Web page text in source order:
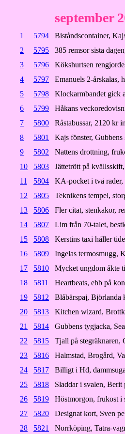
september
1 5794
Biståndscontainer,
2
5795
385 remsor sista
3
5796
Kökshurtsen
4
5797
Emanuels 2-årskalas,
5
5798
Klockarmbandet gick
6
5799
Håkans
7
5800
Råstabussar, 2120 kr
8
5801
Kajs fönster,
9
5802
Nattens drottning,
10
5803
Jättetrött på
11
5804
KA-pocket i två rader,
12
5805
Teknikens tempel,
13
5806
Fler citat, stenkakor,
14
5807
Lim från 70-talet,
15
5808
Kerstins taxi håller
16
5809
Ingelas termosmugg,
17
5810
Mycket ungdom åkte
18
5811
Heartbeats, ebb på
19
5812
Blåbärspaj, Björlanda
20
5813
Kitchen wizard,
21
5814
Gubbens tygjacka,
22
5815
Tjall på stegräknaren,
23
5816
Halmstad, Brogård,
24
5817
Billigt i Hd,
25
5818
Sladdar i svalen, Berit
26
5819
Höstmorgon, frukost i
27
5820
Designat kort, Sven
28
5821 Norrköping, Tatra-